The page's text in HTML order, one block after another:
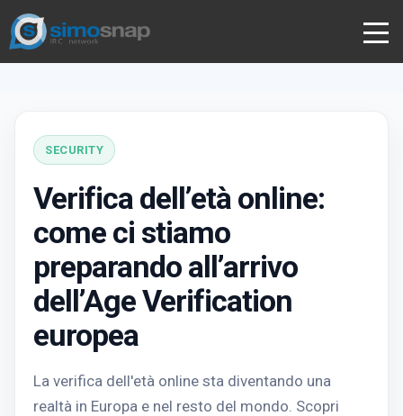
SECURITY
Verifica dell’età online:
come ci stiamo
preparando all’arrivo
dell’Age Verification
europea
La verifica dell'età online sta diventando una
realtà in Europa e nel resto del mondo. Scopri